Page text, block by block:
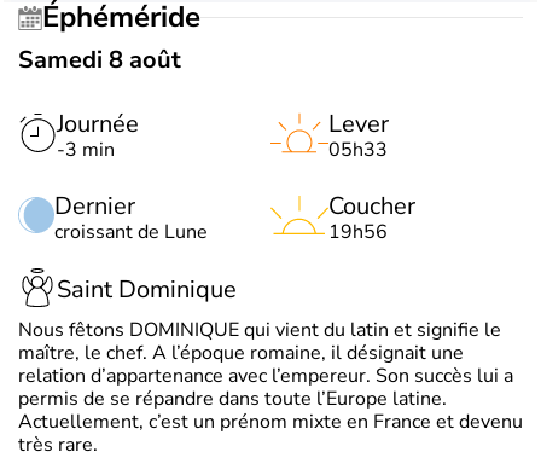
Éphéméride
Samedi 8 août
Journée
-3 min
Dernier
croissant de Lune
Lever
05h33
Coucher
19h56
Saint Dominique
Nous fêtons DOMINIQUE qui vient du latin et signifie le
maître, le chef. A l’époque romaine, il désignait une
relation d’appartenance avec l’empereur. Son succès lui a
permis de se répandre dans toute l’Europe latine.
Actuellement, c’est un prénom mixte en France et devenu
très rare.